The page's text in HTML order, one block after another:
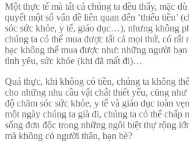
Một thực tế mà tất cả chúng ta đều thấy, mặc
quyết một số vấn đề liên quan đến ‘thiếu tiền’
sóc sức khỏe, y tế, giáo dục…), nhưng không
chúng ta có thể mua được tất cả mọi thứ, có rất
bạc không thể mua được như: những người
tình yêu, sức khỏe (khi đã mất đi)…
Quả thực, khi không có tiền, chúng ta không
cho những nhu cầu vật chất thiết yếu, cũng
độ chăm sóc sức khỏe, y tế và giáo dục toàn
một ngày chúng ta già đi, chúng ta có thể chấp
sống đơn độc trong những ngôi biệt thự rộng
mà không có người thân, bạn bè?